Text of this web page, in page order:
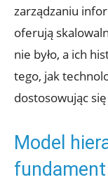
zarządzaniu
oferują
nie było, a ich
tego, jak
dostosowując
Model